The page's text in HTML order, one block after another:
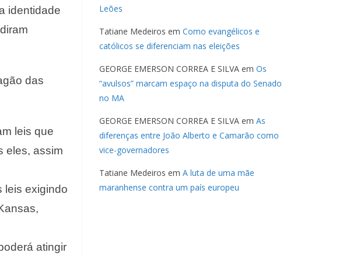
identidade
das
leis que
eles, assim
leis exigindo
atingir
Leões
Tatiane Medeiros em Como evangélicos e
católicos se diferenciam nas eleições
GEORGE EMERSON CORREA E SILVA em Os
“avulsos” marcam espaço na disputa do Senado
no MA
GEORGE EMERSON CORREA E SILVA em As
diferenças entre João Alberto e Camarão como
vice-governadores
Tatiane Medeiros em A luta de uma mãe
maranhense contra um país europeu